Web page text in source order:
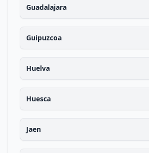
Guadalajara
Guipuzcoa
Huelva
Huesca
Jaen